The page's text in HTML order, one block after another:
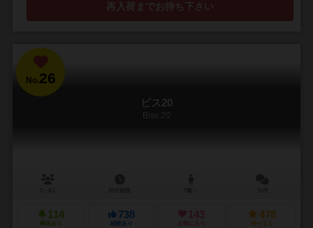
再入荷までお待ち下さい
No.26
ビス20
Biss 20
114
興味あり
738
経験あり
143
お気に入り
478
持ってる